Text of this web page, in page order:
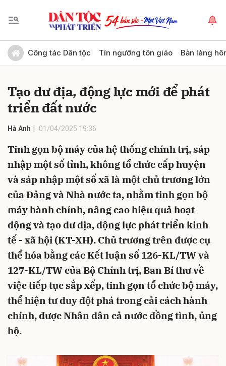
Công tác Dân tộc Tín ngưỡng tôn giáo Bản làng
Tạo dư địa, động lực mới để phát
triển đất nước
Hà Anh 01/04/2025 19:36
Tinh gọn bộ máy của hệ thống chính trị, sáp
nhập một số tỉnh, không tổ chức cấp huyện
và sáp nhập một số xã là một chủ trương lớn
của Đảng và Nhà nước ta, nhằm tinh gọn bộ
máy hành chính, nâng cao hiệu quả hoạt
động và tạo dư địa, động lực phát triển kinh
tế - xã hội (KT-XH). Chủ trương trên được cụ
thể hóa bằng các Kết luận số 126-KL/TW và
127-KL/TW của Bộ Chính trị, Ban Bí thư về
việc tiếp tục sắp xếp, tinh gọn tổ chức bộ máy,
thể hiện tư duy đột phá trong cải cách hành
chính, được Nhân dân cả nước đồng tình, ủng
hộ.
Gửi bình luận
Hủy Gửi